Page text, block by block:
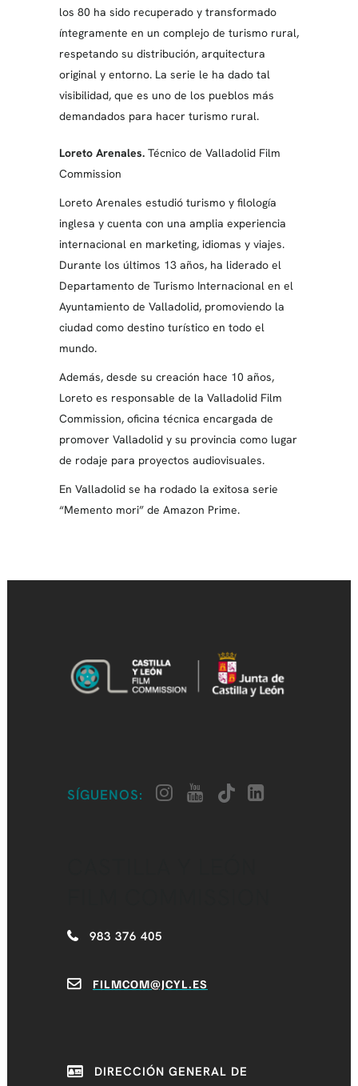
los 80 ha sido recuperado y transformado
íntegramente en un complejo de turismo rural,
respetando su distribución, arquitectura
original y entorno. La serie le ha dado tal
visibilidad, que es uno de los pueblos más
demandados para hacer turismo rural.
Loreto Arenales.Técnico de Valladolid Film
Commission
Loreto Arenales estudió turismo y filología
inglesa y cuenta con una amplia experiencia
internacional en marketing, idiomas y viajes.
Durante los últimos 13 años, ha liderado el
Departamento de Turismo Internacional en el
Ayuntamiento de Valladolid, promoviendo la
ciudad como destino turístico en todo el
mundo.
Además, desde su creación hace 10 años,
Loreto es responsable de la Valladolid Film
Commission, oficina técnica encargada de
promover Valladolid y su provincia como lugar
de rodaje para proyectos audiovisuales.
En Valladolid se ha rodado la exitosa serie
“Memento mori” de Amazon Prime.
SÍGUENOS:
983 376 405
FILMCOM@JCYL.ES
DIRECCIÓN GENERAL DE